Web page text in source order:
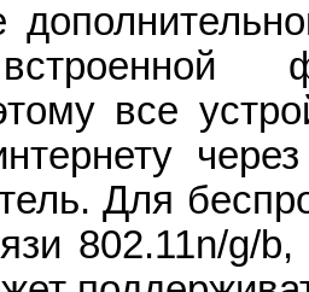
все
Для
802.11n/g/